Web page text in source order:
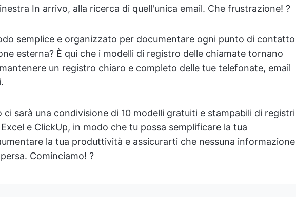
In arrivo, alla ricerca di quell'unica email. Che frustrazione! ?
semplice e organizzato per documentare ogni punto di contatto
esterna? È qui che i modelli di registro delle chiamate tornano
un registro chiaro e completo delle tue telefonate, email
sarà una condivisione di 10 modelli gratuiti e stampabili di registri
e ClickUp, in modo che tu possa semplificare la tua
la tua produttività e assicurarti che nessuna informazione
Cominciamo! ?